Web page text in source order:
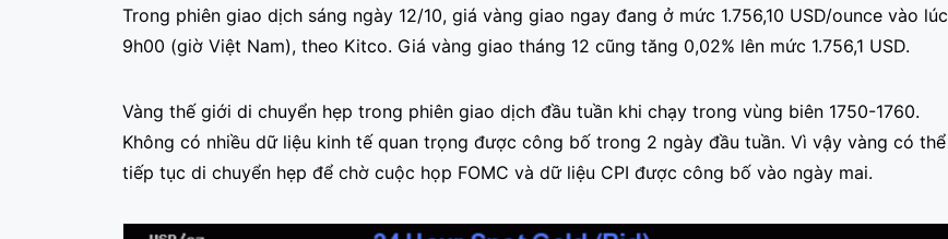
Trong phiên giao dịch sáng ngày 12/10, giá vàng giao ngay đang ở mức 1.756,10 USD/ounce vào lúc
9h00 (giờ Việt Nam), theo Kitco. Giá vàng giao tháng 12 cũng tăng 0,02% lên mức 1.756,1 USD.
Vàng thế giới di chuyển hẹp trong phiên giao dịch đầu tuần khi chạy trong vùng biên 1750-1760.
Không có nhiều dữ liệu kinh tế quan trọng được công bố trong 2 ngày đầu tuần. Vì vậy vàng có thể
tiếp tục di chuyển hẹp để chờ cuộc họp FOMC và dữ liệu CPI được công bố vào ngày mai.